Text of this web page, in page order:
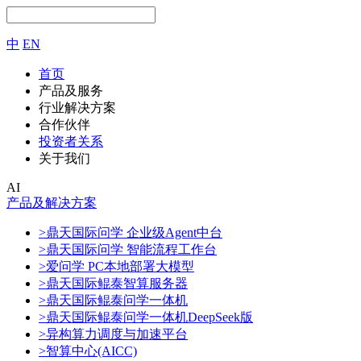
中 EN
首页
产品及服务
行业解决方案
合作伙伴
投资者关系
关于我们
AI
产品及解决方案
>鼎天国际问学 企业级Agent中台
>鼎天国际问学 智能流程工作台
>爱问学 PC本地部署大模型
>鼎天国际鲲泰智算服务器
>鼎天国际鲲泰问学一体机
>鼎天国际鲲泰问学一体机DeepSeek版
>异构算力调度与加速平台
>智算中心(AICC)